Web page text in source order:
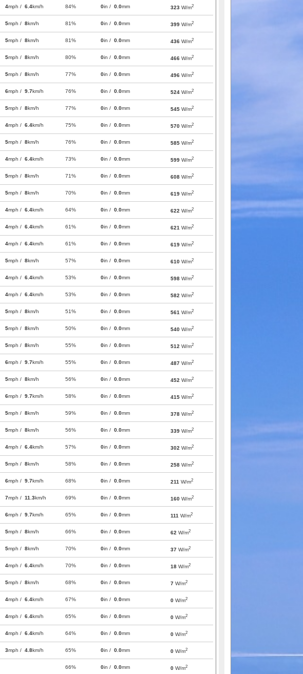
4mph / 6.4km/h 84% 0in / 0.0mm 323W/m2
5mph / 8km/h 81% 0in / 0.0mm 399W/m2
5mph / 8km/h 81% 0in / 0.0mm 436W/m2
5mph / 8km/h 80% 0in / 0.0mm 466W/m2
5mph / 8km/h 77% 0in / 0.0mm 496W/m2
6mph / 9.7km/h 76% 0in / 0.0mm 524W/m2
5mph / 8km/h 77% 0in / 0.0mm 545W/m2
4mph / 6.4km/h 75% 0in / 0.0mm 570W/m2
5mph / 8km/h 76% 0in / 0.0mm 585W/m2
4mph / 6.4km/h 73% 0in / 0.0mm 599W/m2
5mph / 8km/h 71% 0in / 0.0mm 608W/m2
5mph / 8km/h 70% 0in / 0.0mm 619W/m2
4mph / 6.4km/h 64% 0in / 0.0mm 622W/m2
4mph / 6.4km/h 61% 0in / 0.0mm 621W/m2
4mph / 6.4km/h 61% 0in / 0.0mm 619W/m2
5mph / 8km/h 57% 0in / 0.0mm 610W/m2
4mph / 6.4km/h 53% 0in / 0.0mm 598W/m2
4mph / 6.4km/h 53% 0in / 0.0mm 582W/m2
5mph / 8km/h 51% 0in / 0.0mm 561W/m2
5mph / 8km/h 50% 0in / 0.0mm 540W/m2
5mph / 8km/h 55% 0in / 0.0mm 512W/m2
6mph / 9.7km/h 55% 0in / 0.0mm 487W/m2
5mph / 8km/h 56% 0in / 0.0mm 452W/m2
6mph / 9.7km/h 58% 0in / 0.0mm 415W/m2
5mph / 8km/h 59% 0in / 0.0mm 378W/m2
5mph / 8km/h 56% 0in / 0.0mm 339W/m2
4mph / 6.4km/h 57% 0in / 0.0mm 302W/m2
5mph / 8km/h 58% 0in / 0.0mm 258W/m2
6mph / 9.7km/h 68% 0in / 0.0mm 211W/m2
7mph / 11.3km/h 69% 0in / 0.0mm 160W/m2
6mph / 9.7km/h 65% 0in / 0.0mm 111W/m2
5mph / 8km/h 66% 0in / 0.0mm 62W/m2
5mph / 8km/h 70% 0in / 0.0mm 37W/m2
4mph / 6.4km/h 70% 0in / 0.0mm 18W/m2
5mph / 8km/h 68% 0in / 0.0mm 7W/m2
4mph / 6.4km/h 67% 0in / 0.0mm 0W/m2
4mph / 6.4km/h 65% 0in / 0.0mm 0W/m2
4mph / 6.4km/h 64% 0in / 0.0mm 0W/m2
3mph / 4.8km/h 65% 0in / 0.0mm 0W/m2
66% 0in / 0.0mm 0W/m2